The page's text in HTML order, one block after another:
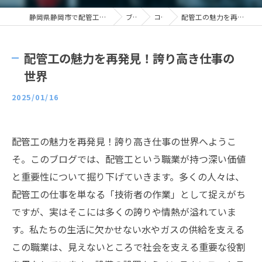
静岡県静岡市で配管工の求人なら有限会社長島設備 ブログ コラム 配管工の魅力を再発見！誇り高き仕事の世界
配管工の魅力を再発見！誇り高き仕事の
世界
2025/01/16
配管工の魅力を再発見！誇り高き仕事の世界へようこ
そ。このブログでは、配管工という職業が持つ深い価値
と重要性について掘り下げていきます。多くの人々は、
配管工の仕事を単なる「技術者の作業」として捉えがち
ですが、実はそこには多くの誇りや情熱が溢れていま
す。私たちの生活に欠かせない水やガスの供給を支える
この職業は、見えないところで社会を支える重要な役割